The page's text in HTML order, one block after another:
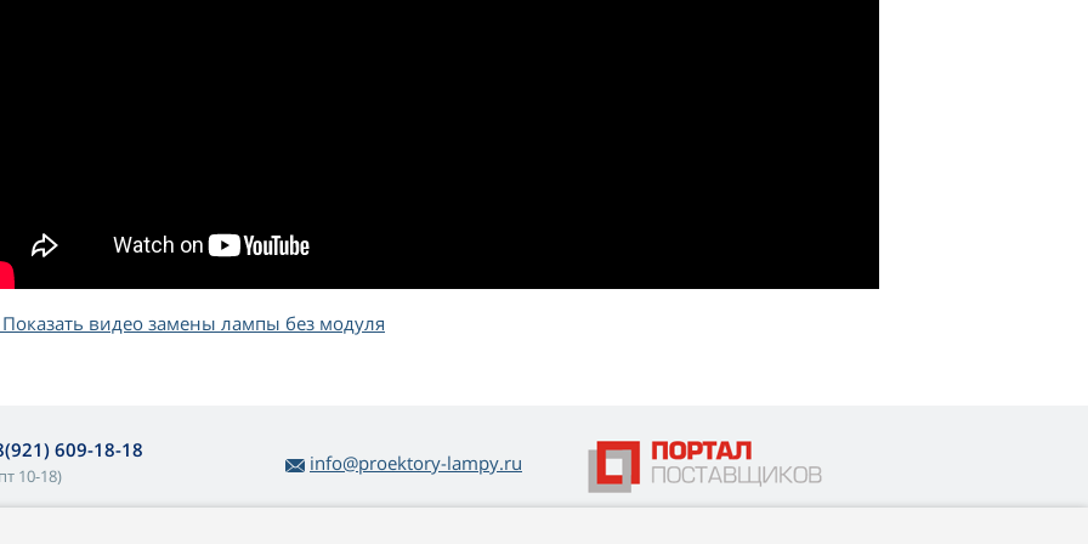
видео замены лампы без модуля
609-18-18
10-18)
info@proektory-lampy.ru